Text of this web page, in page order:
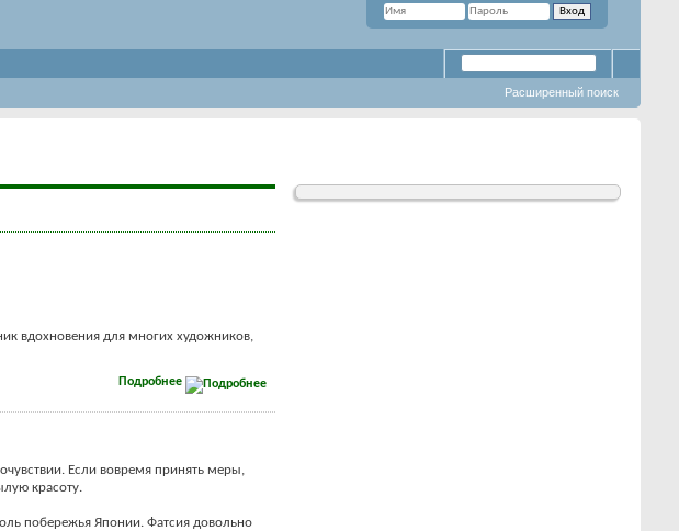
Расширенный поиск
вдохновения для многих художников,
Подробнее
Если вовремя принять меры,
красоту.
побережья Японии. Фатсия довольно